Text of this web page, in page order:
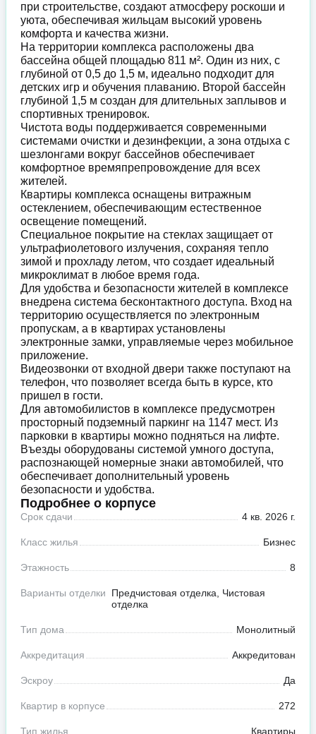
при строительстве, создают атмосферу роскоши и
уюта, обеспечивая жильцам высокий уровень
комфорта и качества жизни.
На территории комплекса расположены два
бассейна общей площадью 811 м². Один из них, с
глубиной от 0,5 до 1,5 м, идеально подходит для
детских игр и обучения плаванию. Второй бассейн
глубиной 1,5 м создан для длительных заплывов и
спортивных тренировок.
Чистота воды поддерживается современными
системами очистки и дезинфекции, а зона отдыха с
шезлонгами вокруг бассейнов обеспечивает
комфортное времяпрепровождение для всех
жителей.
Квартиры комплекса оснащены витражным
остеклением, обеспечивающим естественное
освещение помещений.
Специальное покрытие на стеклах защищает от
ультрафиолетового излучения, сохраняя тепло
зимой и прохладу летом, что создает идеальный
микроклимат в любое время года.
Для удобства и безопасности жителей в комплексе
внедрена система бесконтактного доступа. Вход на
территорию осуществляется по электронным
пропускам, а в квартирах установлены
электронные замки, управляемые через мобильное
приложение.
Видеозвонки от входной двери также поступают на
телефон, что позволяет всегда быть в курсе, кто
пришел в гости.
Для автомобилистов в комплексе предусмотрен
просторный подземный паркинг на 1147 мест. Из
парковки в квартиры можно подняться на лифте.
Въезды оборудованы системой умного доступа,
распознающей номерные знаки автомобилей, что
обеспечивает дополнительный уровень
безопасности и удобства.
Подробнее о корпусе
Срок сдачи 4 кв. 2026 г.
Класс жилья Бизнес
Этажность 8
Варианты отделки
Предчистовая отделка, Чистовая
отделка
Тип дома Монолитный
Аккредитация Аккредитован
Эскроу Да
Квартир в корпусе 272
Тип жилья Квартиры